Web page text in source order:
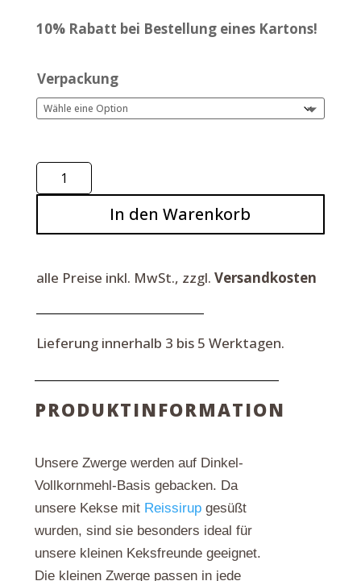
10% Rabatt bei Bestellung eines Kartons!
Verpackung
Zwerge,
Dinkel
Vollkornkekse,
125
Menge
In den Warenkorb
alle Preise inkl. MwSt., zzgl. Versandkosten
Lieferung innerhalb 3 bis 5 Werktagen.
PRODUKTINFORMATION
Unsere Zwerge werden auf Dinkel-
Vollkornmehl-Basis gebacken. Da
unsere Kekse mit Reissirupgesüßt
wurden, sind sie besonders ideal für
unsere kleinen Keksfreunde geeignet.
Die kleinen Zwerge passen in jede